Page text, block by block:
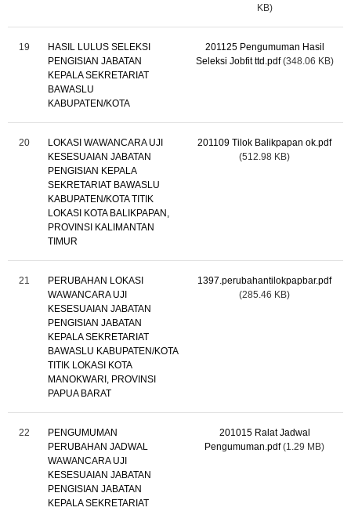
KB)
19
HASIL LULUS SELEKSI
PENGISIAN JABATAN
KEPALA SEKRETARIAT
BAWASLU
KABUPATEN/KOTA
201125 Pengumuman Hasil
Seleksi Jobfit ttd.pdf (348.06 KB)
20
LOKASI WAWANCARA UJI
KESESUAIAN JABATAN
PENGISIAN KEPALA
SEKRETARIAT BAWASLU
KABUPATEN/KOTA TITIK
LOKASI KOTA BALIKPAPAN,
PROVINSI KALIMANTAN
TIMUR
201109 Tilok Balikpapan ok.pdf
(512.98 KB)
21
PERUBAHAN LOKASI
WAWANCARA UJI
KESESUAIAN JABATAN
PENGISIAN JABATAN
KEPALA SEKRETARIAT
BAWASLU KABUPATEN/KOTA
TITIK LOKASI KOTA
MANOKWARI, PROVINSI
PAPUA BARAT
1397.perubahantilokpapbar.pdf
(285.46 KB)
22
PENGUMUMAN
PERUBAHAN JADWAL
WAWANCARA UJI
KESESUAIAN JABATAN
PENGISIAN JABATAN
KEPALA SEKRETARIAT
201015 Ralat Jadwal
Pengumuman.pdf (1.29 MB)